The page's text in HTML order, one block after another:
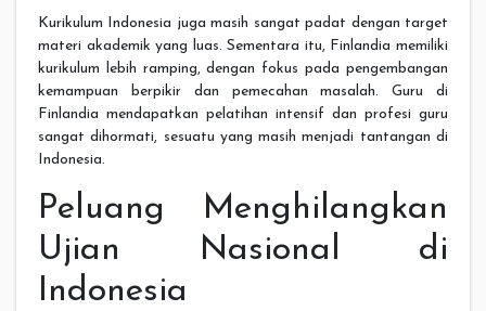
Kurikulum Indonesia juga masih sangat padat dengan target
materi akademik yang luas. Sementara itu, Finlandia memiliki
kurikulum lebih ramping, dengan fokus pada pengembangan
kemampuan berpikir dan pemecahan masalah. Guru di
Finlandia mendapatkan pelatihan intensif dan profesi guru
sangat dihormati, sesuatu yang masih menjadi tantangan di
Indonesia.
Peluang Menghilangkan
Ujian Nasional di
Indonesia